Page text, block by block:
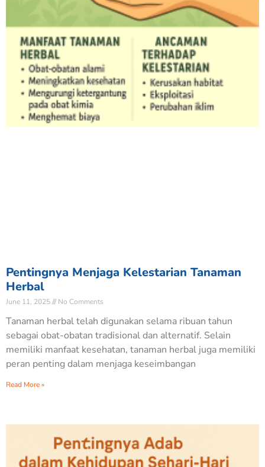
N
Baru saja Donasi di BERBAGI BERAS UNTUK
Verified - 25 hari yang lalu
Pentingnya Menjaga Kelestarian Tanaman
Herbal
June 11, 2025 No Comments
Tanaman herbal telah digunakan selama ribuan tahun
sebagai obat-obatan tradisional dan alternatif. Selain
memiliki manfaat kesehatan, tanaman herbal juga memiliki
peran penting dalam menjaga keseimbangan
Read More »